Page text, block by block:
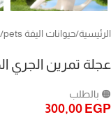
الرئيسية حيوانات اليفة pets
عجلة تمرين الجري
🟠 بالطلب
300,00 EGP